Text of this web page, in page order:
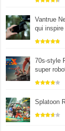
Vantrue
qui
70s-style
super
Splatoon